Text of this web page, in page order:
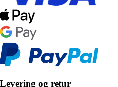
Levering og retur